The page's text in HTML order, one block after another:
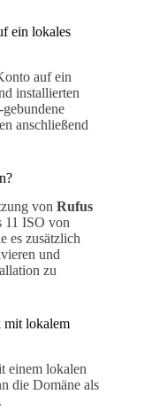
ein lokales
auf ein
installierten
anschließend
von Rufus
11 ISO von
es zusätzlich
und
zu
mit lokalem
einem lokalen
die Domäne als